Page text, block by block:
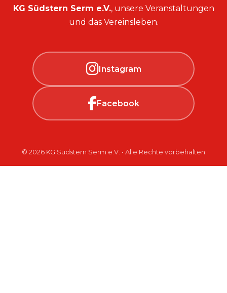
KG Südstern Serm e.V., unsere Veranstaltungen
und das Vereinsleben.
Instagram
Facebook
© 2026 KG Südstern Serm e.V. • Alle Rechte vorbehalten